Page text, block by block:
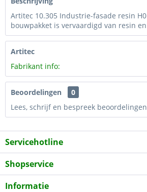
Artitec 10.305 Industrie-fasade resin
bouwpakket is vervaardigd van resin
Artitec
Fabrikant info:
Beoordelingen
0
Lees, schrijf en bespreek
Servicehotline
Shopservice
Informatie